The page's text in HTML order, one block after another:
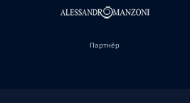
Партнёр